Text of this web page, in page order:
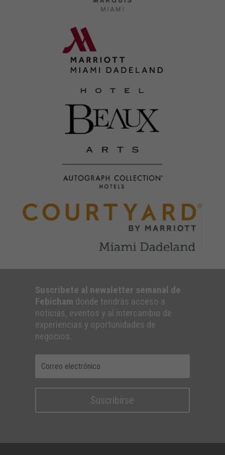
Suscribete al newsletter semanal de
Febicham donde tendrás acceso a
noticias, eventos y al intercambio de
experiencias y oportunidades de
negocios.
Suscribirse